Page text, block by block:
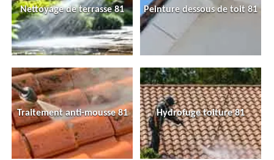
Nettoyage de terrasse 81 Peinture dessous de toit 81
Traitement anti-mousse 81 Hydrofuge toiture 81